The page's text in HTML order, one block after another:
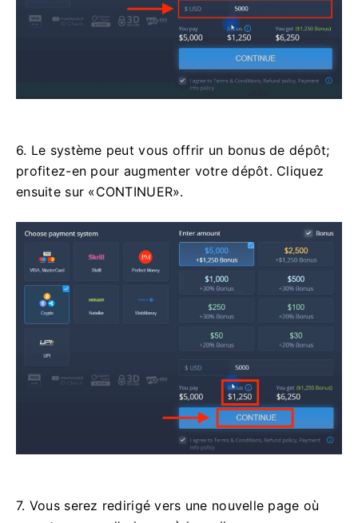
6. Le système peut vous offrir un bonus de dépôt;
profitez-en pour augmenter votre dépôt. Cliquez
ensuite sur «CONTINUER».
7. Vous serez redirigé vers une nouvelle page où